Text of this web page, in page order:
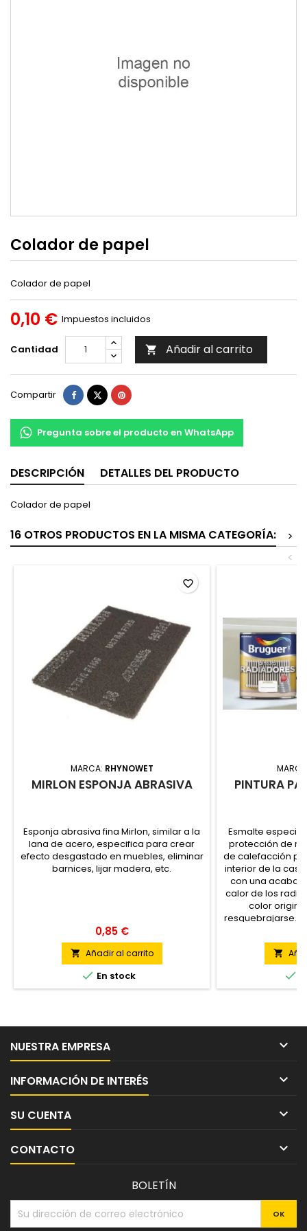
Colador de papel
Colador de papel
0,10 € Impuestos incluidos
Cantidad  Añadir al carrito
Compartir Compartir
TuitearPinterest
Pregunta sobre el producto en WhatsApp
DESCRIPCIÓN DETALLES DEL PRODUCTO
Colador de papel
16 OTROS PRODUCTOS EN LA MISMA CATEGORÍA:
>
<
MARCA: RHYNOWET
MIRLON ESPONJA ABRASIVA
Esponja abrasiva fina Mirlon, similar a la
lana de acero, especifica para crear
efecto desgastado en muebles, eliminar
barnices, lijar madera, etc.
0,85 €
 Añadir al carrito
 En stock
favorite_border
PINTURA
Esmalte
protección de
de calefacción
interior de la
con una
calor de los
color
resquebrajarse.


NUESTRA EMPRESA 
INFORMACIÓN DE INTERÉS 
SU CUENTA 
CONTACTO 
BOLETÍN